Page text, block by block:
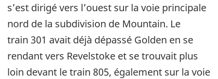
s’est dirigé vers l’ouest sur la voie principale
nord de la subdivision de Mountain. Le
train 301 avait déjà dépassé Golden en se
rendant vers Revelstoke et se trouvait plus
loin devant le train 805, également sur la voie